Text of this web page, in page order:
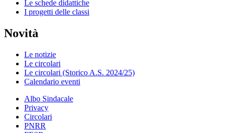
Le schede didattiche
I progetti delle classi
Novità
Le notizie
Le circolari
Le circolari (Storico A.S. 2024/25)
Calendario eventi
Albo Sindacale
Privacy
Circolari
PNRR